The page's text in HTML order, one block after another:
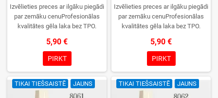
Izvēlieties preces ar ilgāku piegādi
par zemāku cenuProfesionālas
kvalitātes gēla laka bez TPO.
izvēle, lieliska sacietēšana
UV/LED lampās un ilgstoša
noturība. Katrs flakons iepakots
kastītē – pirmo reizi to atvērsiet
tikai jūs.
5,90 €
PIRKT
Izvēlieties preces ar ilgāku piegādi
par zemāku cenuProfesionālas
kvalitātes gēla laka bez TPO.
izvēle, lieliska sacietēšana
UV/LED lampās un ilgstoša
noturība. Katrs flakons iepakots
kastītē – pirmo reizi to atvērsiet
tikai jūs.
5,90 €
PIRKT
TIKAI TIEŠSAISTĒ JAUNS TIKAI TIEŠSAISTĒ JAUNS